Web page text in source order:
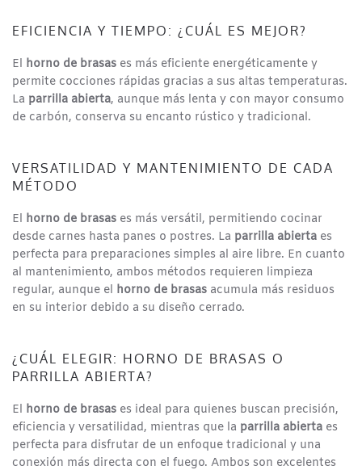
EFICIENCIA Y TIEMPO: ¿CUÁL ES MEJOR?
El horno de brasas es más eficiente energéticamente y
permite cocciones rápidas gracias a sus altas temperaturas.
La parrilla abierta, aunque más lenta y con mayor consumo
de carbón, conserva su encanto rústico y tradicional.
VERSATILIDAD Y MANTENIMIENTO DE CADA
MÉTODO
El horno de brasas es más versátil, permitiendo cocinar
desde carnes hasta panes o postres. La parrilla abierta es
perfecta para preparaciones simples al aire libre. En cuanto
al mantenimiento, ambos métodos requieren limpieza
regular, aunque el horno de brasas acumula más residuos
en su interior debido a su diseño cerrado.
¿CUÁL ELEGIR: HORNO DE BRASAS O
PARRILLA ABIERTA?
El horno de brasas es ideal para quienes buscan precisión,
eficiencia y versatilidad, mientras que la parrilla abierta es
perfecta para disfrutar de un enfoque tradicional y una
conexión más directa con el fuego. Ambos son excelentes